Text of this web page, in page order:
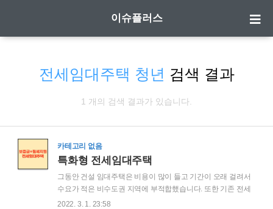
이슈플러스
전세임대주택 청년 검색 결과
1 개의 검색 결과가 있습니다.
카테고리 없음
특화형 전세임대주택
그동안 건설 임대주택은 비용이 많이 들고 기간이 오래 걸려서
수요가 적은 비수도권 지역에 부적합했습니다. 또한 기존 전세
임대 사업의 경우엔 선택권 없이 보증금만 지원을 받았었죠. 그
2022. 3. 1. 23:58